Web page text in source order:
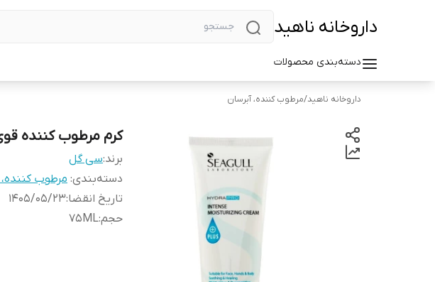
داروخانه ناهید
دسته‌بندی محصولات
داروخانه ناهید/مرطوب کننده، آبرسان
کرم مرطوب کننده
برند:سی گل
دسته‌بندی: مرطوب کننده،
تاریخ انقضا:
1405/05/23
حجم:
75ML